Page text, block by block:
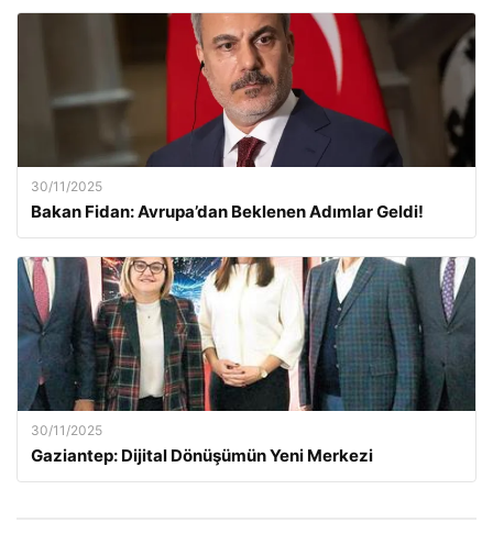
30/11/2025
Bakan Fidan: Avrupa’dan Beklenen Adımlar Geldi!
30/11/2025
Gaziantep: Dijital Dönüşümün Yeni Merkezi